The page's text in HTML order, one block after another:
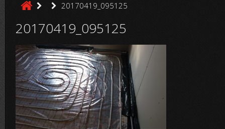
20170419_095125
20170419_095125